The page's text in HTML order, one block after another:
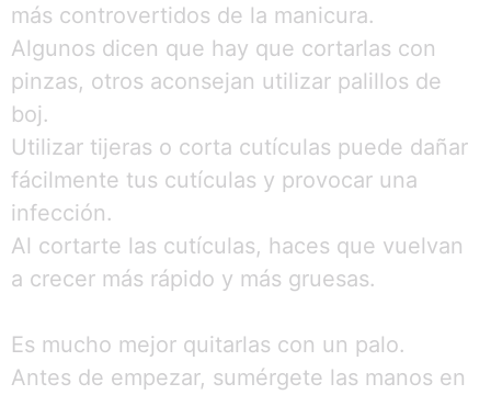
más controvertidos de la manicura.
Algunos dicen que hay que cortarlas con
pinzas, otros aconsejan utilizar palillos de
boj.
Utilizar tijeras o corta cutículas puede dañar
fácilmente tus cutículas y provocar una
infección.
Al cortarte las cutículas, haces que vuelvan
a crecer más rápido y más gruesas.
Es mucho mejor quitarlas con un palo.
Antes de empezar, sumérgete las manos en